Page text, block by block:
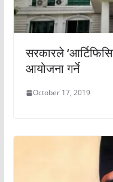
सरकारले
आयोजना गर्ने
October 17, 2019